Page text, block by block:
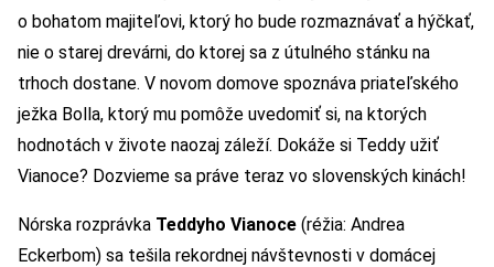
o bohatom majiteľovi, ktorý ho bude rozmaznávať a hýčkať,
nie o starej drevárni, do ktorej sa z útulného stánku na
trhoch dostane. V novom domove spoznáva priateľského
ježka Bolla, ktorý mu pomôže uvedomiť si, na ktorých
hodnotách v živote naozaj záleží. Dokáže si Teddy užiť
Vianoce? Dozvieme sa práve teraz vo slovenských kinách!
Nórska rozprávka Teddyho Vianoce (réžia: Andrea
Eckerbom) sa tešila rekordnej návštevnosti v domácej